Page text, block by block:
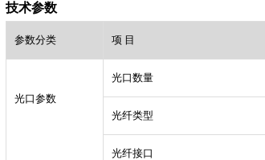
技术参数
参数分类 项 目
光口参数
光口数量
光纤类型
光纤接口